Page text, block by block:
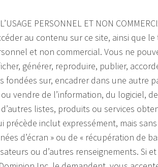
PERSONNEL ET NON
au contenu sur ce site, ainsi que
et non commercial. Vous ne
générer, reproduire, publier,
fondées sur, encadrer dans une autre
vendre de l’information, du logiciel,
listes, produits ou services
précède inclut expressément, mais
d’écran » ou de « récupération de
ou d’autres renseignements. Si